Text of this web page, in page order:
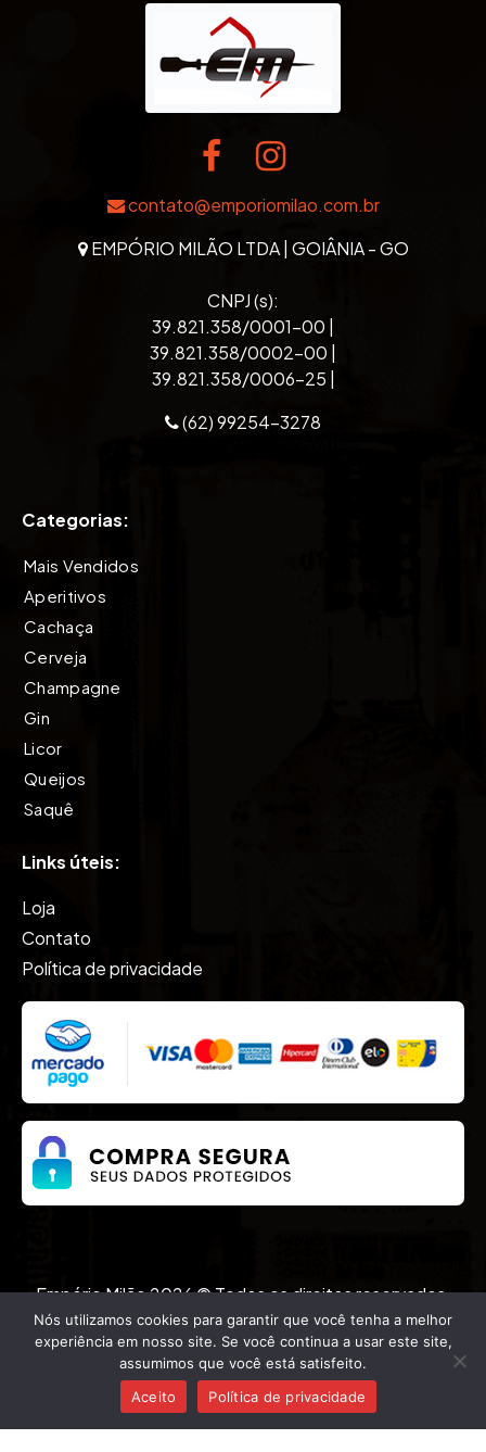
contato@emporiomilao.com.br
EMPÓRIO MILÃO LTDA | GOIÂNIA - GO
CNPJ (s):
39.821.358/0001-00 |
39.821.358/0002-00 |
39.821.358/0006-25 |
(62) 99254-3278
Categorias:
Mais Vendidos
Aperitivos
Cachaça
Cerveja
Champagne
Gin
Licor
Queijos
Saquê
Vinho
Vodkas
Whisky
Links úteis:
Loja
Contato
Política de privacidade
Empório Milão 2026 © Todos os direitos reservados.
Desenvolvido por
(62) 99254-3278
Nós utilizamos cookies para garantir que você tenha a melhor
experiência em nosso site. Se você continua a usar este site,
assumimos que você está satisfeito.
Aceito
Política de privacidade